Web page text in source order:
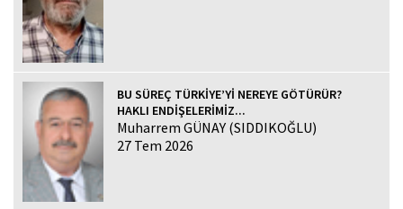
BU SÜREÇ TÜRKİYE’Yİ NEREYE GÖTÜRÜR?
HAKLI ENDİŞELERİMİZ...
Muharrem GÜNAY (SIDDIKOĞLU)
27 Tem 2026